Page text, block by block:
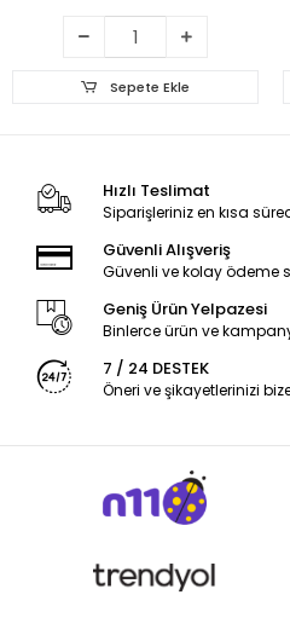
Sepete Ekle
Hızlı Teslimat
Siparişleriniz en kısa
Güvenli Alışveriş
Güvenli ve kolay ödeme
Geniş Ürün Yelpazesi
Binlerce ürün ve
7 / 24 DESTEK
Öneri ve şikayetlerinizi